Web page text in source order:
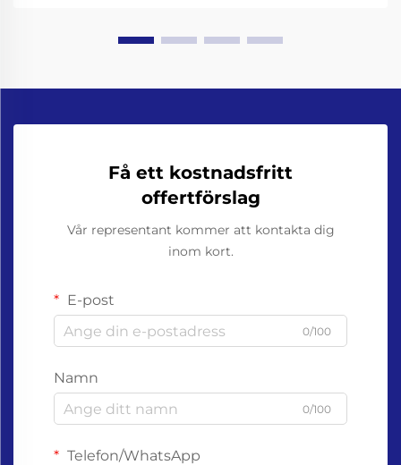
Få ett kostnadsfritt
offertförslag
Vår representant kommer att kontakta dig
inom kort.
E-post
0/100
Namn
0/100
Telefon/WhatsApp